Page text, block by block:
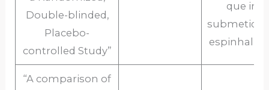
Double-blinded,
Placebo-
controlled Study”
que irão
submetido
espinhal
“A comparison of